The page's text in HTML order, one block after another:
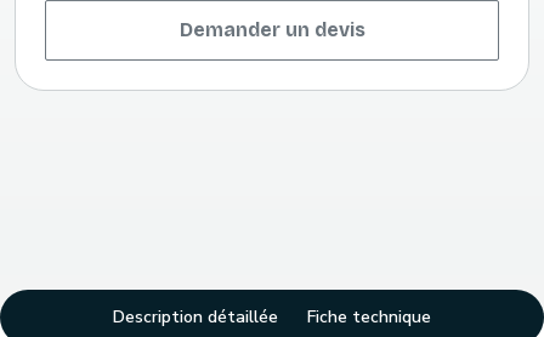
Demander un devis
Description détaillée Fiche technique